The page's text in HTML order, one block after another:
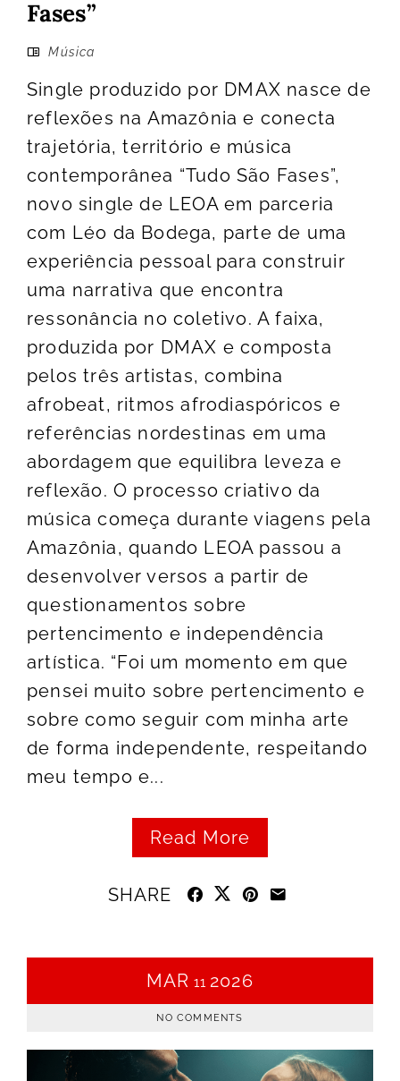
Fases”
Música
Single produzido por DMAX nasce de
reflexões na Amazônia e conecta
trajetória, território e música
contemporânea “Tudo São Fases”,
novo single de LEOA em parceria
com Léo da Bodega, parte de uma
experiência pessoal para construir
uma narrativa que encontra
ressonância no coletivo. A faixa,
produzida por DMAX e composta
pelos três artistas, combina
afrobeat, ritmos afrodiaspóricos e
referências nordestinas em uma
abordagem que equilibra leveza e
reflexão. O processo criativo da
música começa durante viagens pela
Amazônia, quando LEOA passou a
desenvolver versos a partir de
questionamentos sobre
pertencimento e independência
artística. “Foi um momento em que
pensei muito sobre pertencimento e
sobre como seguir com minha arte
de forma independente, respeitando
meu tempo e...
Read More
SHARE
MAR 11 2026
NO COMMENTS